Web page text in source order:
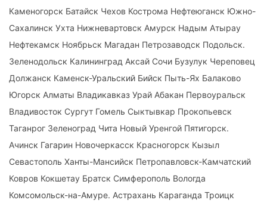
Каменогорск Батайск Чехов Кострома Нефтеюганск Южно-
Сахалинск Ухта Нижневартовск Амурск Надым Атырау
Нефтекамск Ноябрьск Магадан Петрозаводск Подольск.
Зеленодольск Калининград Аксай Сочи Бузулук Череповец
Должанск Каменск-Уральский Бийск Пыть-Ях Балаково
Югорск Алматы Владикавказ Урай Абакан Первоуральск
Владивосток Сургут Гомель Сыктывкар Прокопьевск
Таганрог Зеленоград Чита Новый Уренгой Пятигорск.
Ачинск Гагарин Новочеркасск Красногорск Кызыл
Севастополь Ханты-Мансийск Петропавловск-Камчатский
Ковров Кокшетау Братск Симферополь Вологда
Комсомольск-на-Амуре. Астрахань Караганда Троицк